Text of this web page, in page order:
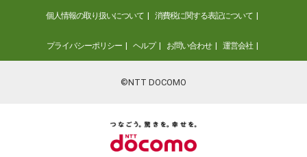
個人情報の取り扱いについて 消費税に関する表記について
プライバシーポリシー ヘルプ お問い合わせ 運営会社
©NTT DOCOMO